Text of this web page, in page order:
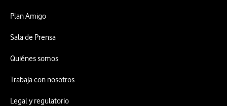
Plan Amigo
Sala de Prensa
Quiénes somos
Trabaja con nosotros
Legal y regulatorio